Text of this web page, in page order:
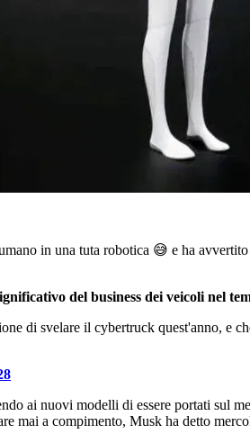
in una tuta robotica 😅 e ha
del business dei veicoli nel
di svelare il cybertruck quest'anno, e
ai nuovi modelli di essere portati sul
mai a compimento, Musk ha detto